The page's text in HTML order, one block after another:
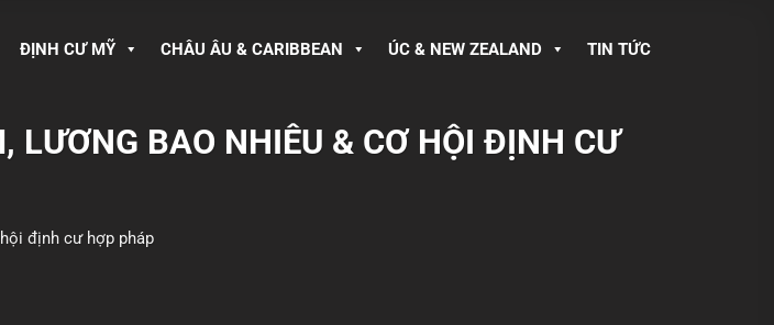
ĐỊNH CƯ MỸ CHÂU ÂU & CARIBBEAN ÚC & NEW ZEALAND TIN TỨC
LƯƠNG BAO NHIÊU & CƠ HỘI ĐỊNH CƯ
định cư hợp pháp